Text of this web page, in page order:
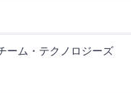
ーム・テクノロジーズ